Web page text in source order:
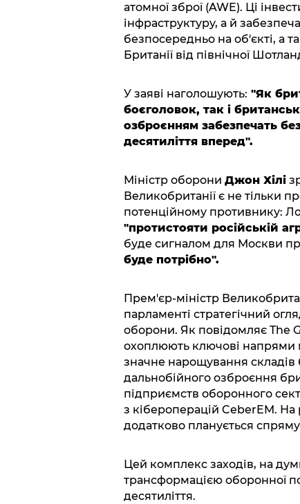
атомної зброї (AWE). Ці
інфраструктуру, а й
безпосередньо на об'єкті, а
Британії від північної
У заяві наголошують: "Як
боєголовок, так і
озброєнням забезпечать
десятиліття вперед".
Міністр оборони Джон Хілі
Великобританії є не тільки
потенційному противнику:
"протистояти російській
буде сигналом для Москви
буде потрібно".
Прем'єр-міністр
парламенті стратегічний
оборони. Як повідомляє The
охоплюють ключові напрями
значне нарощування складів
дальнобійного озброєння
підприємств оборонного
з кібероперацій CeberEM.
додатково планується
Цей комплекс заходів, на
трансформацією оборонної
десятиліття.